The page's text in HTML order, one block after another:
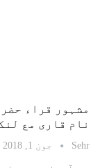
مشہور قراء
نام قاری مع
Sehr جون 1, 2018